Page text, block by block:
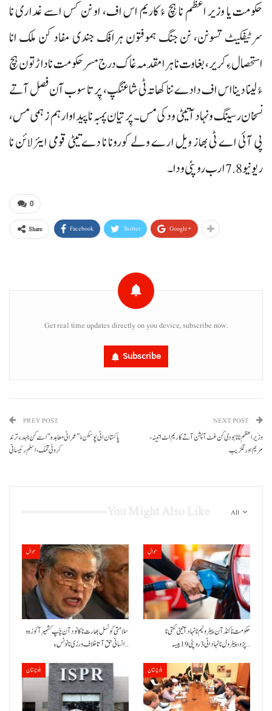
حکومت یا وزیر اعظم نا ہچ ءُ کاریم اس اف، او نن کس اسے غداری نا
سرٹیفکیٹ تسونن، نن جنگ ہموفتون ہرافک جندی مفاد کن ملک انا
استحصال ءِ کریر، بغاوت نا ہرا مقدمہ غاک درج مسر حکومت نا داڑتون ہچ
ءُ لینا دینا اس اف دادے ننا کھاتہ ٹی شاغنگپ، پِر تا سوب آن فصل آتے
نسخان رسینگ و نہاد آتیٹی ودکی مس۔ پِر تیان پمبہ نا پیداوار ہم زہمی مس،
پی آئی اے ٹی بھاز ویل ارے ولے کورونا نا دے تیٹی قومی ایئر لائن نا
ریونیو 7.8 ارب روپئی ودا۔
0
Share Facebook Twitter Google+
Get real time updates directly on you device, subscribe now.
Subscribe
PREV POST
پاکستان اٹی پوسکن ءُ ”عمرانی معاہدہ“ اسے کن جہد ءِ ترند
کروئی تمک، اسلم رئیسانی
NEXT POST
وزیراعظم نا نابودی کن غٹ آپشن آتے کاریم اٹ اتینہ،
مریم اورنگزیب
All
حوال
سلامتی کونسل بھارت نا کانود آن چَپ کشمیر آ کوزہ و
انسانی حق آتا خلاف ورزی نا نوٹس ءِ…
حوال
حکومت نا کنڈ آن پیٹرولیم نا نہاد آتیٹی کمتی نا
پڑو،پیٹرول نا نہاد اٹی 3 روپئی 19 پیسہ…
بلوچستان بلوچستان